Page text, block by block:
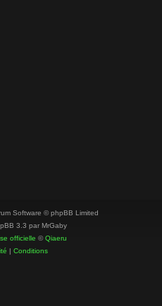
Software © phpBB Limited
3.3 par MrGaby
officielle ©Qiaeru
| Conditions